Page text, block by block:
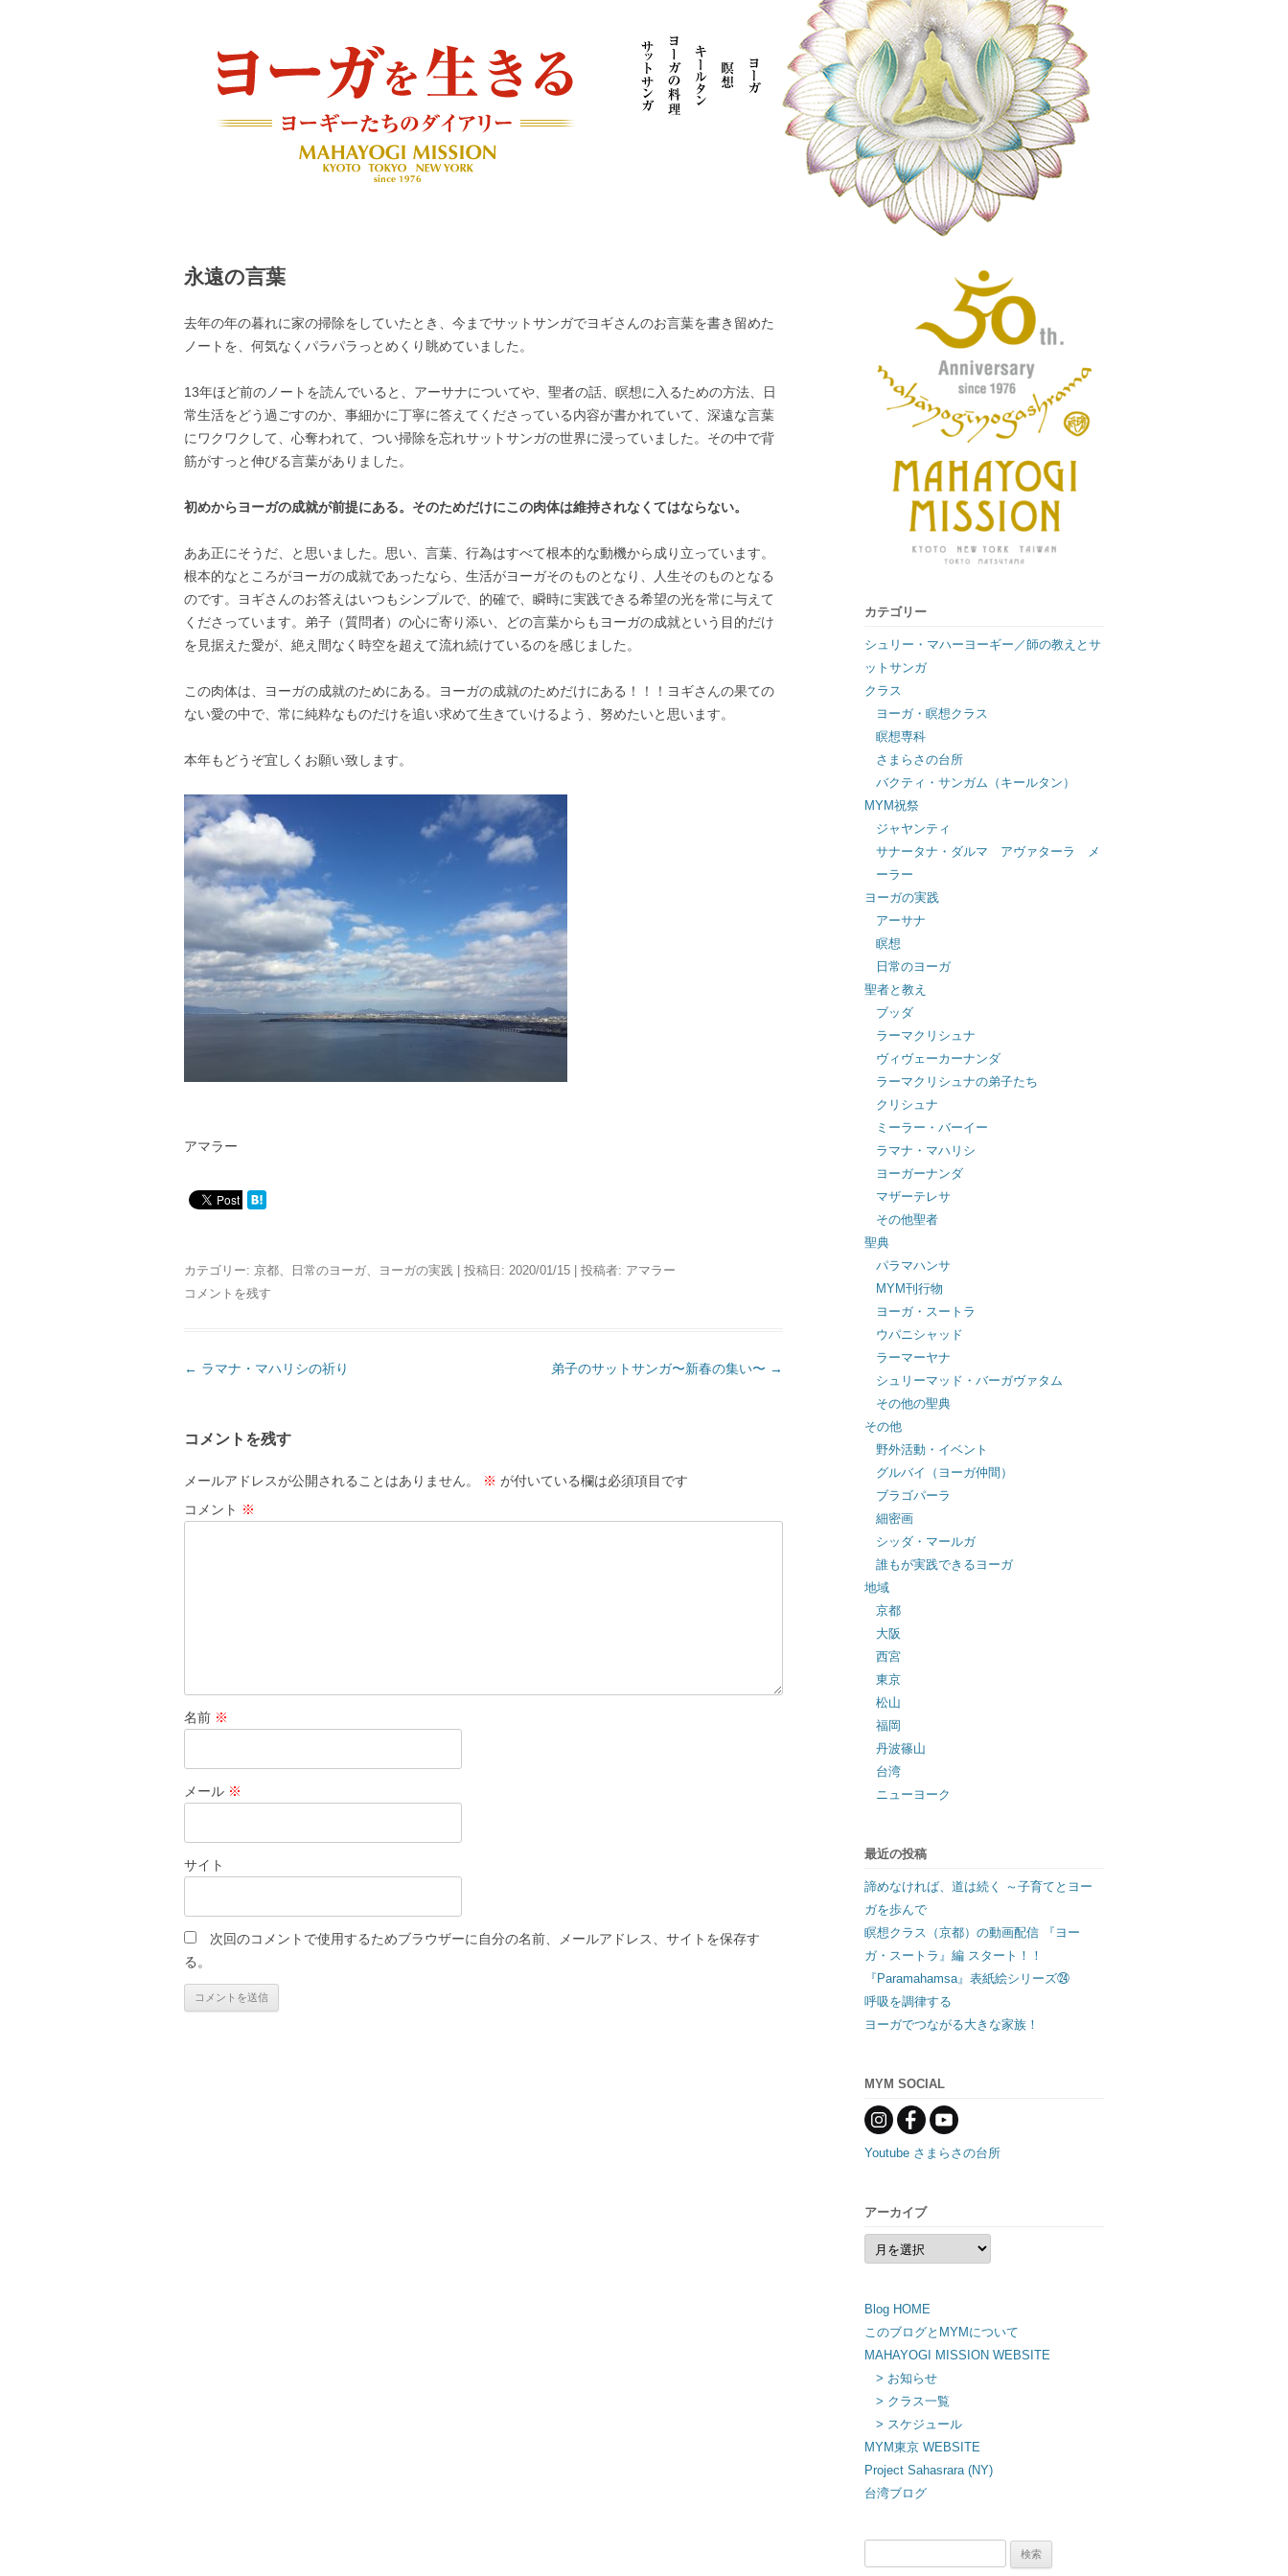
永遠の言葉
去年の年の暮れに家の掃除をしていたとき、今までサットサンガでヨギさんのお言葉を書き留めた
ノートを、何気なくパラパラっとめくり眺めていました。
13年ほど前のノートを読んでいると、アーサナについてや、聖者の話、瞑想に入るための方法、日
常生活をどう過ごすのか、事細かに丁寧に答えてくださっている内容が書かれていて、深遠な言葉
にワクワクして、心奪われて、つい掃除を忘れサットサンガの世界に浸っていました。その中で背
筋がすっと伸びる言葉がありました。
初めからヨーガの成就が前提にある。そのためだけにこの肉体は維持されなくてはならない。
ああ正にそうだ、と思いました。思い、言葉、行為はすべて根本的な動機から成り立っています。
根本的なところがヨーガの成就であったなら、生活がヨーガそのものとなり、人生そのものとなる
のです。ヨギさんのお答えはいつもシンプルで、的確で、瞬時に実践できる希望の光を常に与えて
くださっています。弟子（質問者）の心に寄り添い、どの言葉からもヨーガの成就という目的だけ
を見据えた愛が、絶え間なく時空を超えて流れ続けているのを感じました。
この肉体は、ヨーガの成就のためにある。ヨーガの成就のためだけにある！！！ヨギさんの果ての
ない愛の中で、常に純粋なものだけを追い求めて生きていけるよう、努めたいと思います。
本年もどうぞ宜しくお願い致します。
アマラー
カテゴリー: 京都、 日常のヨーガ、 ヨーガの実践 | 投稿日: 2020/01/15 投稿者: アマラー
コメントを残す
投
ビ
ゲ
ー
← ラマナ・マハリシの祈り 弟子のサットサンガ〜新春の集い〜 →
コメントを残す
メールアドレスが公開されることはありません。 ※ が付いている欄は必須項目です
コメント ※
名前 ※
メール ※
サイト
次回のコメントで使用するためブラウザーに自分の名前、メールアドレス、サイトを保存す
る。
カテゴリー
シュリー・マハーヨーギー／師の教えとサ
ットサンガ
クラス
ヨーガ・瞑想クラス
瞑想専科
さまらさの台所
バクティ・サンガム（キールタン）
MYM祝祭
ジャヤンティ
サナータナ・ダルマ アヴァターラ メ
ーラー
ヨーガの実践
アーサナ
瞑想
日常のヨーガ
聖者と教え
ブッダ
ラーマクリシュナ
ヴィヴェーカーナンダ
ラーマクリシュナの弟子たち
クリシュナ
ミーラー・バーイー
ラマナ・マハリシ
ヨーガーナンダ
マザーテレサ
その他聖者
聖典
パラマハンサ
MYM刊行物
ヨーガ・スートラ
ウパニシャッド
ラーマーヤナ
シュリーマッド・バーガヴァタム
その他の聖典
その他
野外活動・イベント
グルバイ（ヨーガ仲間）
ブラゴパーラ
細密画
シッダ・マールガ
誰もが実践できるヨーガ
地域
京都
大阪
西宮
東京
松山
福岡
丹波篠山
台湾
ニューヨーク
最近の投稿
諦めなければ、道は続く ～子育てとヨー
ガを歩んで
瞑想クラス（京都）の動画配信 『ヨー
ガ・スートラ』編 スタート！！
『Paramahamsa』表紙絵シリーズ㉔
呼吸を調律する
ヨーガでつながる大きな家族！
MYM SOCIAL
Youtube さまらさの台所
アーカイブ
ア
ー
カ
Blog HOME
このブログとMYMについて
MAHAYOGI MISSION WEBSITE
> お知らせ
> クラス一覧
> スケジュール
MYM東京 WEBSITE
Project Sahasrara (NY)
台湾ブログ
索: